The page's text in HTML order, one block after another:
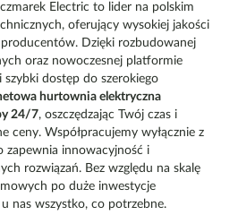
Electric to lider na polskim
oferujący wysokiej jakości
Dzięki rozbudowanej
oraz nowoczesnej platformie
szybki dostęp do szerokiego
hurtownia elektryczna
24/7, oszczędzając Twój czas i
ceny. Współpracujemy wyłącznie z
zapewnia innowacyjność i
rozwiązań. Bez względu na skalę
po duże inwestycje
u nas wszystko, co potrzebne.